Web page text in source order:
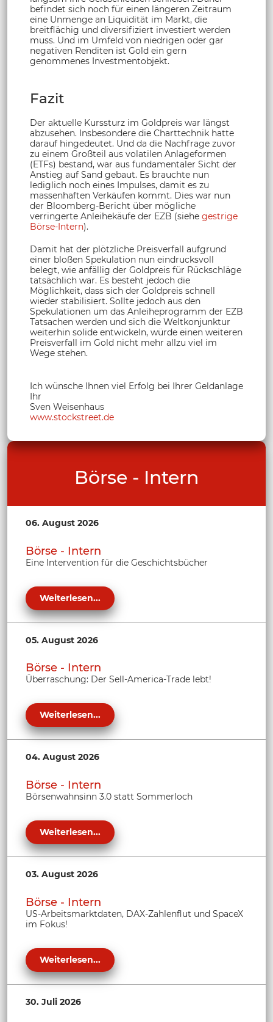
befindet sich noch für einen längeren Zeitraum
eine Unmenge an Liquidität im Markt, die
breitflächig und diversifiziert investiert werden
muss. Und im Umfeld von niedrigen oder gar
negativen Renditen ist Gold ein gern
genommenes Investmentobjekt.
Fazit
Der aktuelle Kurssturz im Goldpreis war längst
abzusehen. Insbesondere die Charttechnik hatte
darauf hingedeutet. Und da die Nachfrage zuvor
zu einem Großteil aus volatilen Anlageformen
(ETFs) bestand, war aus fundamentaler Sicht der
Anstieg auf Sand gebaut. Es brauchte nun
lediglich noch eines Impulses, damit es zu
massenhaften Verkäufen kommt. Dies war nun
der Bloomberg-Bericht über mögliche
verringerte Anleihekäufe der EZB (siehe gestrige
Börse-Intern).
Damit hat der plötzliche Preisverfall aufgrund
einer bloßen Spekulation nun eindrucksvoll
belegt, wie anfällig der Goldpreis für Rückschläge
tatsächlich war. Es besteht jedoch die
Möglichkeit, dass sich der Goldpreis schnell
wieder stabilisiert. Sollte jedoch aus den
Spekulationen um das Anleiheprogramm der EZB
Tatsachen werden und sich die Weltkonjunktur
weiterhin solide entwickeln, würde einen weiteren
Preisverfall im Gold nicht mehr allzu viel im
Wege stehen.
Ich wünsche Ihnen viel Erfolg bei Ihrer Geldanlage
Ihr
Sven Weisenhaus
www.stockstreet.de
Börse - Intern
06. August 2026
Börse - Intern
Eine Intervention für die Geschichtsbücher
Weiterlesen...
05. August 2026
Börse - Intern
Überraschung: Der Sell-America-Trade lebt!
Weiterlesen...
04. August 2026
Börse - Intern
Börsenwahnsinn 3.0 statt Sommerloch
Weiterlesen...
03. August 2026
Börse - Intern
US-Arbeitsmarktdaten, DAX-Zahlenflut und SpaceX
im Fokus!
Weiterlesen...
30. Juli 2026